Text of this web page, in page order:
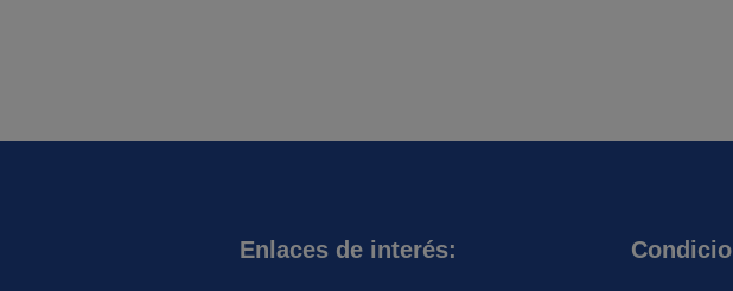
Enlaces de interés: